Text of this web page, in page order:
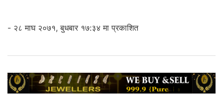
- २८ माघ २०७१, बुधबार १७:३४ मा प्रकाशित